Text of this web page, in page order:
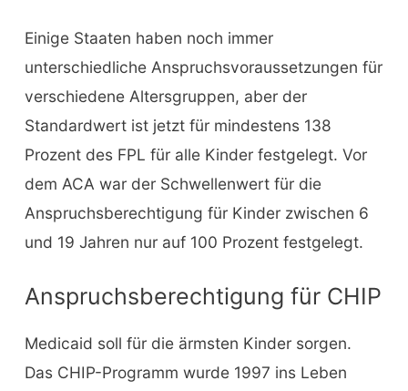
Einige Staaten haben noch immer
unterschiedliche Anspruchsvoraussetzungen für
verschiedene Altersgruppen, aber der
Standardwert ist jetzt für mindestens 138
Prozent des FPL für alle Kinder festgelegt. Vor
dem ACA war der Schwellenwert für die
Anspruchsberechtigung für Kinder zwischen 6
und 19 Jahren nur auf 100 Prozent festgelegt.
Anspruchsberechtigung für CHIP
Medicaid soll für die ärmsten Kinder sorgen.
Das CHIP-Programm wurde 1997 ins Leben